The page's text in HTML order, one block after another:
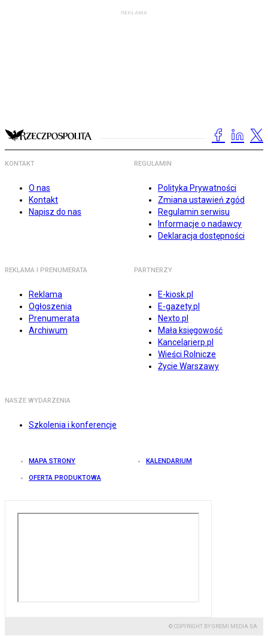
KONTAKT
O nas
Kontakt
Napisz do nas
REGULAMIN
Polityka Prywatności
Zmiana ustawień zgód
Regulamin serwisu
Informacje o nadawcy
Deklaracja dostępności
REKLAMA I PRENUMERATA
Reklama
Ogłoszenia
Prenumerata
Archiwum
PARTNERZY
E-kiosk.pl
E-gazety.pl
Nexto.pl
Mała księgowość
Kancelarierp.pl
Wieści Rolnicze
Życie Warszawy
NASZE WYDARZENIA
Szkolenia i konferencje
MAPA STRONY KALENDARIUM
OFERTA PRODUKTOWA
© COPYRIGHT BY GREMI MEDIA SA